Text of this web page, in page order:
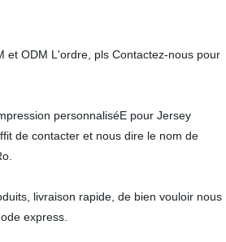
et ODM L'ordre, pls Contactez-nous pour
personnaliséE pour Jersey
de contacter et nous dire le nom de
livraison rapide, de bien vouloir nous
express.